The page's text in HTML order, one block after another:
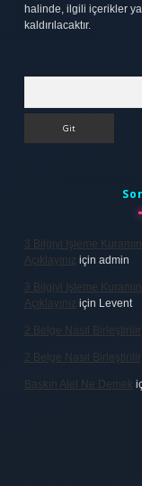
halinde, ilgili içerikler
kaldırılacaktır.
3 Bilgiyi Işleme
Açıklayınız için admin
3 Bilgiyi Işleme
Açıklayınız için Levent
2 Belge Nasıl Birleştirilir
2 Belge Nasıl Birleştirilir
Baskın Alel Ne Demek